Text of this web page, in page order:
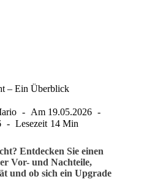
– Ein Überblick
Am 19.05.2026
Lesezeit 14 Min
Entdecken Sie einen
Vor- und Nachteile,
und ob sich ein Upgrade